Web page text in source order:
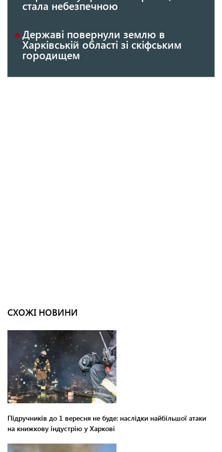
стала небезпечною
Державі повернули землю в
Харківській області зі скіфським
городищем
СХОЖІ НОВИНИ
Підручників до 1 вересня не буде: наслідки найбільшої атаки
на книжкову індустрію у Харкові